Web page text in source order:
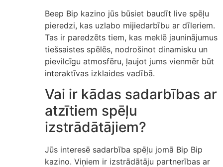
Beep Bip kazino jūs būsiet baudīt live spēļu
pieredzi, kas uzlabo mijiedarbību ar dīleriem.
Tas ir paredzēts tiem, kas meklē jauninājumus
tiešsaistes spēlēs, nodrošinot dinamisku un
pievilcīgu atmosfēru, ļaujot jums vienmēr būt
interaktīvas izklaides vadībā.
Vai ir kādas sadarbības ar
atzītiem spēļu
izstrādātājiem?
Jūs interesē sadarbība spēļu jomā Bip Bip
kazino. Viņiem ir izstrādātāju partnerības ar